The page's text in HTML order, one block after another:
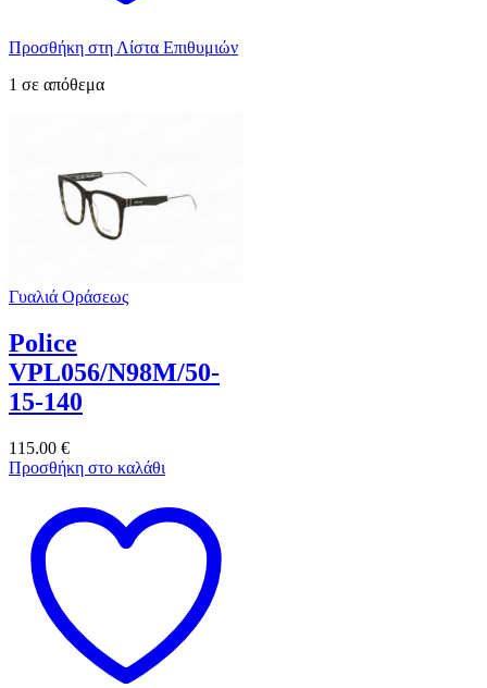
Προσθήκη στη Λίστα Επιθυμιών
1 σε απόθεμα
Γυαλιά Οράσεως
Police
VPL056/N98M/50-
15-140
115.00 €
Προσθήκη στο καλάθι